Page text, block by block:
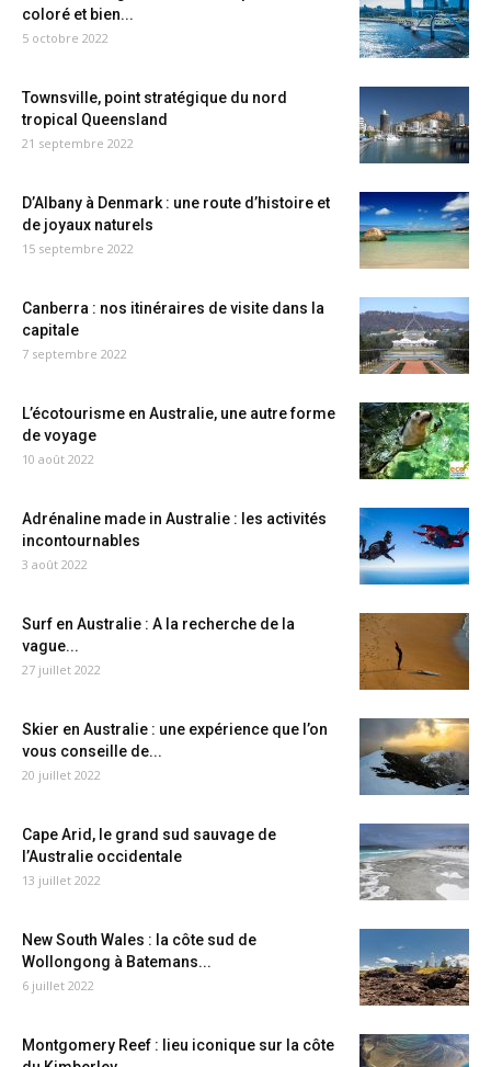
coloré et bien...
5 octobre 2022
Townsville, point stratégique du nord
tropical Queensland
21 septembre 2022
D’Albany à Denmark : une route d’histoire et
de joyaux naturels
15 septembre 2022
Canberra : nos itinéraires de visite dans la
capitale
7 septembre 2022
L’écotourisme en Australie, une autre forme
de voyage
10 août 2022
Adrénaline made in Australie : les activités
incontournables
3 août 2022
Surf en Australie : A la recherche de la
vague...
27 juillet 2022
Skier en Australie : une expérience que l’on
vous conseille de...
20 juillet 2022
Cape Arid, le grand sud sauvage de
l’Australie occidentale
13 juillet 2022
New South Wales : la côte sud de
Wollongong à Batemans...
6 juillet 2022
Montgomery Reef : lieu iconique sur la côte